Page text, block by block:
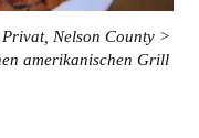
Nelson County >
amerikanischen Grill